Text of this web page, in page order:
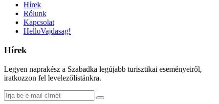
Hírek
Rólunk
Kapcsolat
HelloVajdasag!
Hírek
Legyen naprakész a Szabadka legújabb turisztikai eseményeiről,
iratkozzon fel levelezőlistánkra.